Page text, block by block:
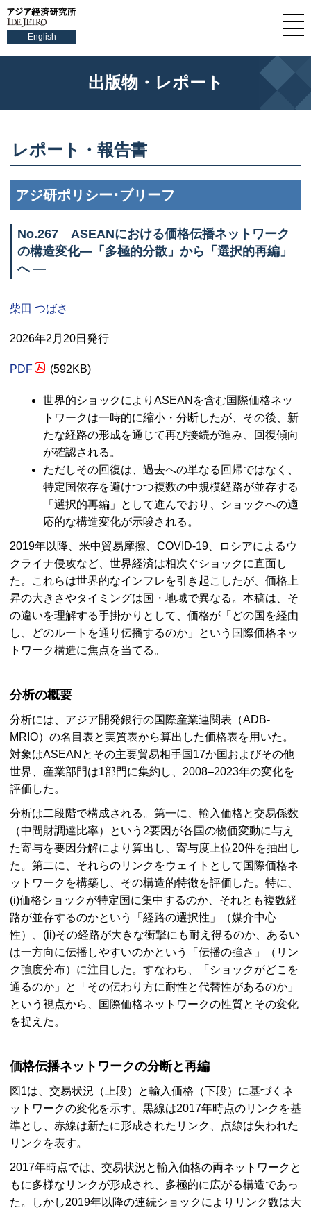
English
出版物・レポート
レポート・報告書
アジ研ポリシー･ブリーフ
No.267 ASEANにおける価格伝播ネットワーク
の構造変化―「多極的分散」から「選択的再編」
へ ―
柴田 つばさ
2026年2月20日発行
PDF (592KB)
世界的ショックにより ASEAN を含む国際価格ネッ
トワークは一時的に縮小・分断したが、その後、新
たな経路の形成を通じて再び接続が進み、回復傾向
が確認される。
ただしその回復は、過去への単なる回帰ではなく、
特定国依存を避けつつ複数の中規模経路が並存する
「選択的再編」として進んでおり、ショックへの適
応的な構造変化が示唆される。
2019年以降、米中貿易摩擦、 COVID-19 、ロシアによるウ
クライナ侵攻など、世界経済は相次ぐショックに直面し
た。これらは世界的なインフレを引き起こしたが、価格上
昇の大きさやタイミングは国・地域で異なる。本稿は、そ
の違いを理解する手掛かりとして、価格が「どの国を経由
し、どのルートを通り伝播するのか」という国際価格ネッ
トワーク構造に焦点を当てる。
分析の概要
分析には、アジア開発銀行の国際産業連関表（ADB-
MRIO）の名目表と実質表から算出した価格表を用いた。
対象はASEAN とその主要貿易相手国17か国およびその他
世界、産業部門は1部門に集約し、2008–2023年の変化を
評価した。
分析は二段階で構成される。第一に、輸入価格と交易係数
（中間財調達比率）という2要因が各国の物価変動に与え
た寄与を要因分解により算出し、寄与度上位20件を抽出し
た。第二に、それらのリンクをウェイトとして国際価格ネ
ットワークを構築し、その構造的特徴を評価した。特に、
(i)価格ショックが特定国に集中するのか、それとも複数経
路が並存するのかという「経路の選択性」（媒介中心
性）、(ii)その経路が大きな衝撃にも耐え得るのか、あるい
は一方向に伝播しやすいのかという「伝播の強さ」（リン
ク強度分布）に注目した。すなわち、「ショックがどこを
通るのか」と「その伝わり方に耐性と代替性があるのか」
という視点から、国際価格ネットワークの性質とその変化
を捉えた。
価格伝播ネットワークの分断と再編
図1は、交易状況（上段）と輸入価格（下段）に基づくネ
ットワークの変化を示す。黒線は2017年時点のリンクを基
準とし、赤線は新たに形成されたリンク、点線は失われた
リンクを表す。
2017年時点では、交易状況と輸入価格の両ネットワークと
もに多様なリンクが形成され、多極的に広がる構造であっ
た。しかし2019年以降の連続ショックによりリンク数は大